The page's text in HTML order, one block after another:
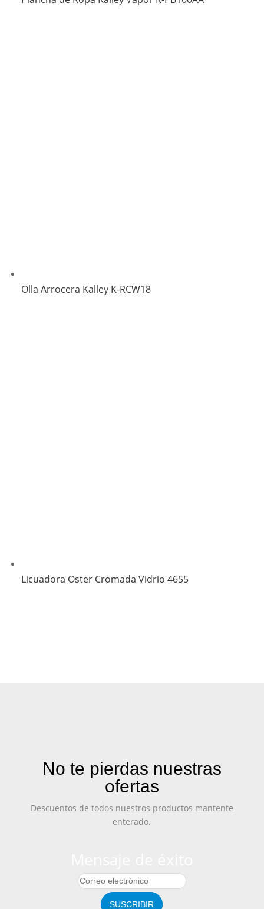
Olla Arrocera Kalley K-RCW18
Licuadora Oster Cromada Vidrio 4655
No te pierdas nuestras
ofertas
Descuentos de todos nuestros productos mantente
enterado.
SUSCRIBIR